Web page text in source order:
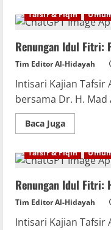
Tafsir & Fiqih
Renungan Idul Fitri:
Tim Editor Al-Hidayah
Intisari Kajian Tafsir
bersama Dr. H. Mad
Baca Juga
Tafsir & Fiqih
Renungan Idul Fitri:
Tim Editor Al-Hidayah
Intisari Kajian Tafsir